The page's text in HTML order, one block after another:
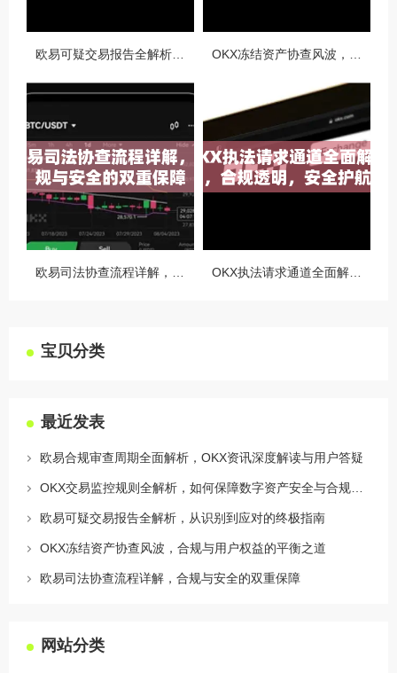
宝贝分类
最近发表
欧易合规审查周期全面解析，OKX资讯深度解读与用户答疑
欧易可疑交易报告全解析，从识别到应对的终极指南
OKX冻结资产协查风波，合规与用户权益的平衡之道
欧易司法协查流程详解，合规与安全的双重保障
网站分类